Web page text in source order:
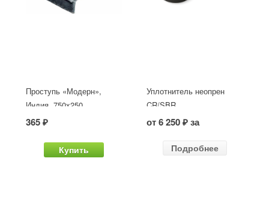
Проступь «Модерн»,
Индия, 750x250
365 ₽
Купить
Уплотнитель неопрен
CR/SBR
от 6 250 ₽ за
Подробнее